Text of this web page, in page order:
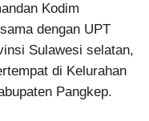
Kodim
dengan UPT
Sulawesi selatan,
di Kelurahan
Pangkep.